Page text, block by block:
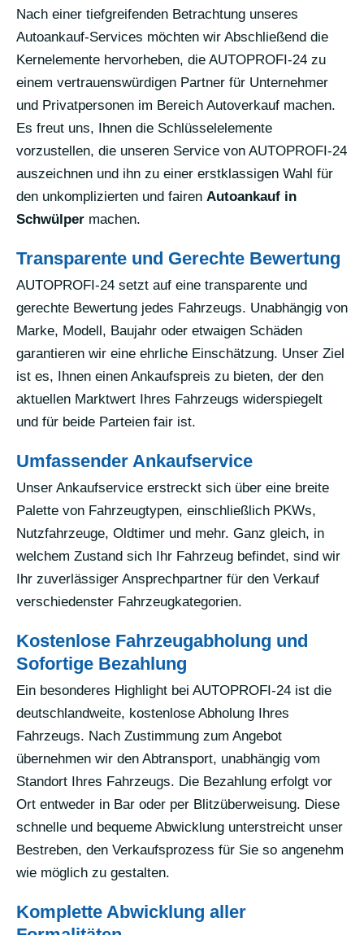
Nach einer tiefgreifenden Betrachtung unseres
Autoankauf-Services möchten wir Abschließend die
Kernelemente hervorheben, die AUTOPROFI-24 zu
einem vertrauenswürdigen Partner für Unternehmer
und Privatpersonen im Bereich Autoverkauf machen.
Es freut uns, Ihnen die Schlüsselelemente
vorzustellen, die unseren Service von AUTOPROFI-24
auszeichnen und ihn zu einer erstklassigen Wahl für
den unkomplizierten und fairen Autoankauf in
Schwülper machen.
Transparente und Gerechte Bewertung
AUTOPROFI-24 setzt auf eine transparente und
gerechte Bewertung jedes Fahrzeugs. Unabhängig von
Marke, Modell, Baujahr oder etwaigen Schäden
garantieren wir eine ehrliche Einschätzung. Unser Ziel
ist es, Ihnen einen Ankaufspreis zu bieten, der den
aktuellen Marktwert Ihres Fahrzeugs widerspiegelt
und für beide Parteien fair ist.
Umfassender Ankaufservice
Unser Ankaufservice erstreckt sich über eine breite
Palette von Fahrzeugtypen, einschließlich PKWs,
Nutzfahrzeuge, Oldtimer und mehr. Ganz gleich, in
welchem Zustand sich Ihr Fahrzeug befindet, sind wir
Ihr zuverlässiger Ansprechpartner für den Verkauf
verschiedenster Fahrzeugkategorien.
Kostenlose Fahrzeugabholung und
Sofortige Bezahlung
Ein besonderes Highlight bei AUTOPROFI-24 ist die
deutschlandweite, kostenlose Abholung Ihres
Fahrzeugs. Nach Zustimmung zum Angebot
übernehmen wir den Abtransport, unabhängig vom
Standort Ihres Fahrzeugs. Die Bezahlung erfolgt vor
Ort entweder in Bar oder per Blitzüberweisung. Diese
schnelle und bequeme Abwicklung unterstreicht unser
Bestreben, den Verkaufsprozess für Sie so angenehm
wie möglich zu gestalten.
Komplette Abwicklung aller